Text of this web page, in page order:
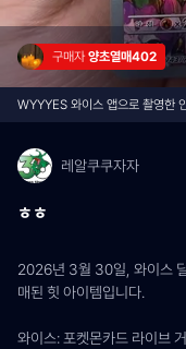
구매자 양초열매402
WYYYES 와이스 앱으로 촬영한
레알쿠쿠자자
ㅎㅎ
2026년 3월 30일, 와이스
매된 힛 아이템입니다.
와이스: 포켓몬카드 라이브